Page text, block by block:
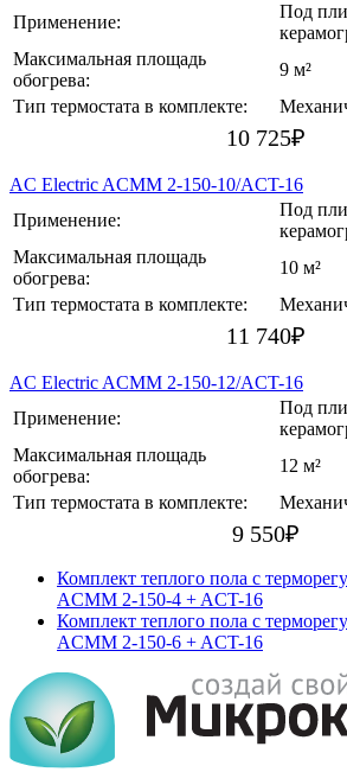
Применение:
Под
Максимальная площадь
обогрева:
9 м²
Тип термостата в комплекте:
10 725₽
AC Electric ACMM 2-150-10/ACT-16
Применение:
Под
Максимальная площадь
обогрева:
10 м²
Тип термостата в комплекте:
11 740₽
AC Electric ACMM 2-150-12/ACT-16
Применение:
Под
Максимальная площадь
обогрева:
12 м²
Тип термостата в комплекте:
9 550₽
Комплект теплого пола с
ACMM 2-150-4 + ACT-16
Комплект теплого пола с
ACMM 2-150-6 + ACT-16